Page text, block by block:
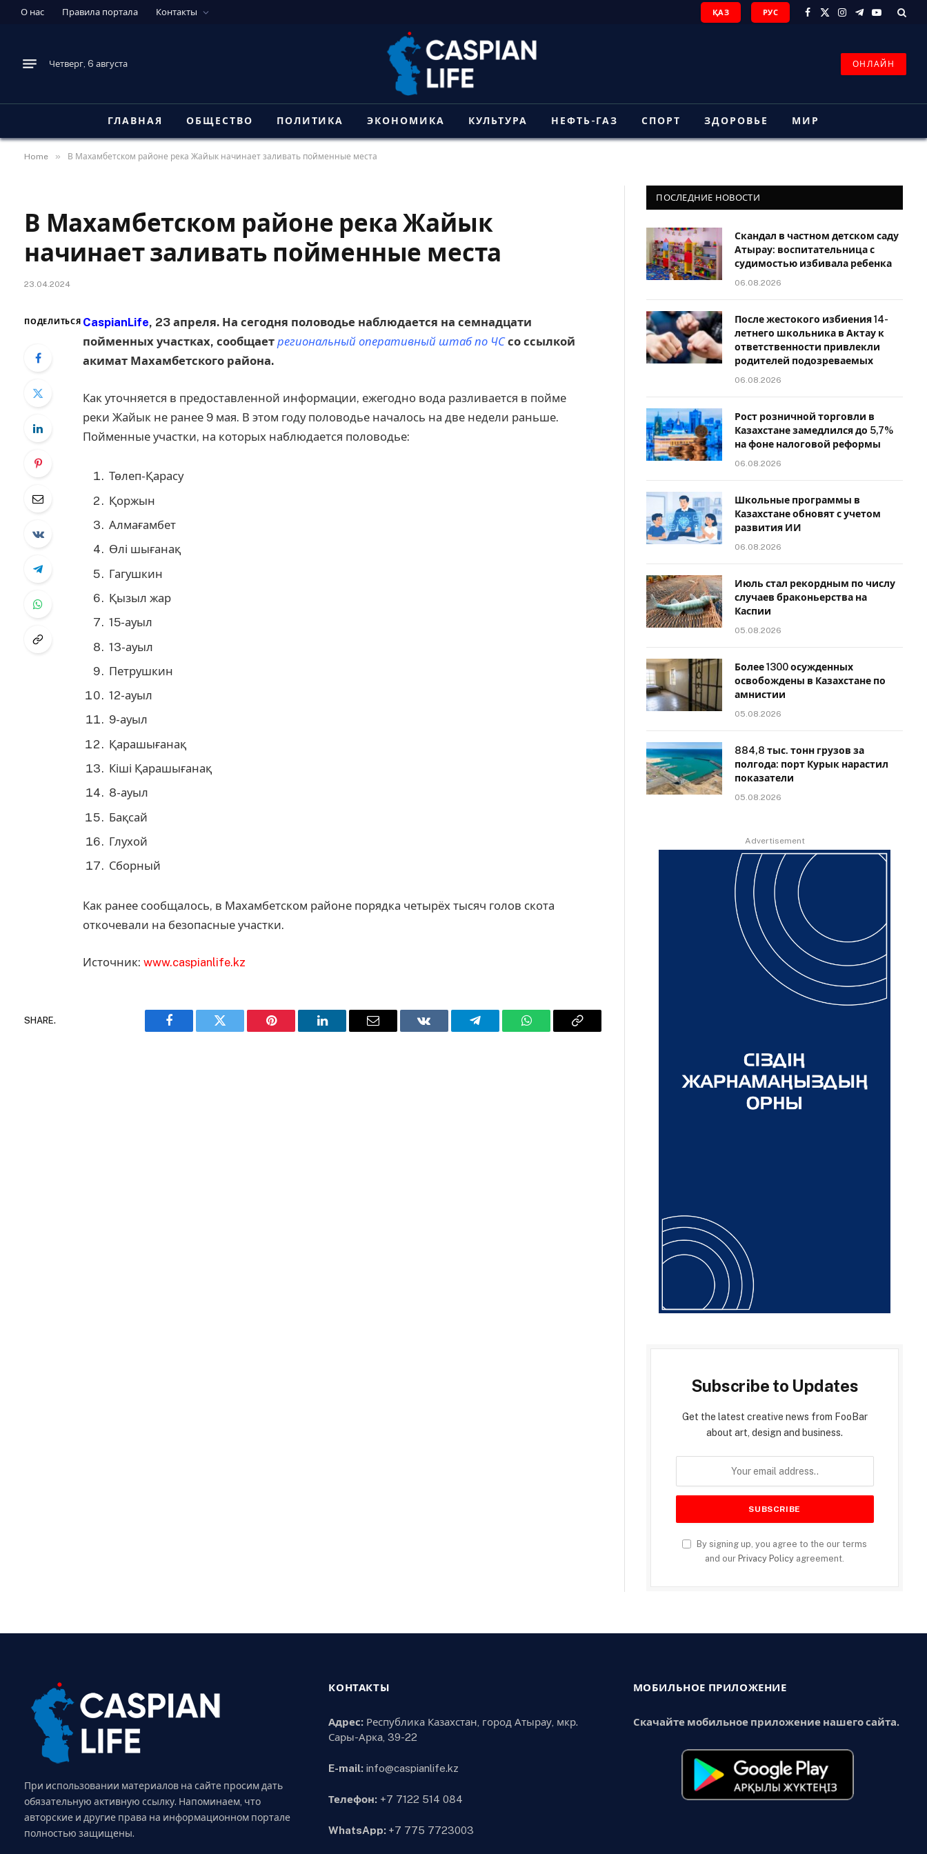
О нас Правила портала Контакты ҚАЗ РУС
Facebook
X
Instagram
Telegram
YouTube
Четверг, 6 августа ОНЛАЙН
ГЛАВНАЯ ОБЩЕСТВО ПОЛИТИКА ЭКОНОМИКА КУЛЬТУРА НЕФТЬ-ГАЗ СПОРТ ЗДОРОВЬЕ МИР
Home » В Махамбетском районе река Жайык начинает заливать пойменные места
В Махамбетском районе река Жайык
начинает заливать пойменные места
23.04.2024
ПОДЕЛИТЬСЯ CaspianLife, 23 апреля. На сегодня половодье наблюдается на семнадцати
пойменных участках, сообщает региональный оперативный штаб по ЧСсо ссылкой
акимат Махамбетского района.
Как уточняется в предоставленной информации, ежегодно вода разливается в пойме
реки Жайык не ранее 9 мая. В этом году половодье началось на две недели раньше.
Пойменные участки, на которых наблюдается половодье:
Төлеп-Қарасу
Қоржын
Алмағамбет
Өлі шығанақ
Гагушкин
Қызыл жар
15-ауыл
13-ауыл
Петрушкин
12-ауыл
9-ауыл
Қарашығанақ
Кіші Қарашығанақ
8-ауыл
Бақсай
Глухой
Сборный
Как ранее сообщалось, в Махамбетском районе порядка четырёх тысяч голов скота
откочевали на безопасные участки.
Источник: www.caspianlife.kz
SHARE.
Facebook Twitter Pinterest LinkedIn Email VKontakteTelegram WhatsAppCopy
ПОСЛЕДНИЕ НОВОСТИ
Скандал в частном детском саду
Атырау: воспитательница с
судимостью избивала ребенка
06.08.2026
После жестокого избиения 14-
летнего школьника в Актау к
ответственности привлекли
родителей подозреваемых
06.08.2026
Рост розничной торговли в
Казахстане замедлился до 5,7%
на фоне налоговой реформы
06.08.2026
Школьные программы в
Казахстане обновят с учетом
развития ИИ
06.08.2026
Июль стал рекордным по числу
случаев браконьерства на
Каспии
05.08.2026
Более 1300 осужденных
освобождены в Казахстане по
амнистии
05.08.2026
884,8 тыс. тонн грузов за
полгода: порт Курык нарастил
показатели
05.08.2026
Advertisement
Subscribe to Updates
Get the latest creative news from FooBar
about art, design and business.
By signing up, you agree to the our terms
and our Privacy Policy agreement.
При использовании материалов на сайте просим дать
обязательную активную ссылку. Напоминаем, что
авторские и другие права на информационном портале
полностью защищены.
КОНТАКТЫ
Адрес: Республика Казахстан, город Атырау, мкр.
Сары-Арка, 39-22
E-mail: info@caspianlife.kz
Телефон: +7 7122 514 084
WhatsApp: +7 775 7723003
МОБИЛЬНОЕ ПРИЛОЖЕНИЕ
Скачайте мобильное приложение нашего сайта.